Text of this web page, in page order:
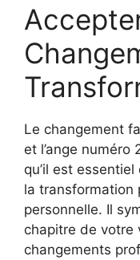
Le changement
et l’ange
qu’il est
la transformation
personnelle. Il
chapitre de votre
changements